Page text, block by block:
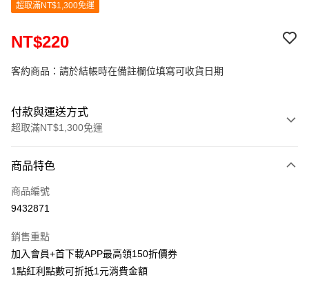
超取滿NT$1,300免運
NT$220
客約商品：請於結帳時在備註欄位填寫可收貨日期
付款與運送方式
超取滿NT$1,300免運
信用卡一次付款
超商取貨付款
Apple Pay
悠遊付
商品特色
商品編號
9432871
銷售重點
加入會員+首下載APP最高領150折價券
1點紅利點數可折抵1元消費金額